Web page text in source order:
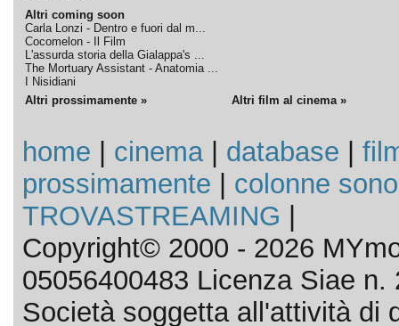
Altri coming soon
Carla Lonzi - Dentro e fuori dal m...
Cocomelon - Il Film
L'assurda storia della Gialappa's ...
The Mortuary Assistant - Anatomia ...
I Nisidiani
Altri prossimamente » Altri film al cinema »
home cinema| database
prossimamente
colonne
TROVASTREAMING
Copyright© 2000 - 2026
05056400483 Licenza Siae n.
Società soggetta all'attività di